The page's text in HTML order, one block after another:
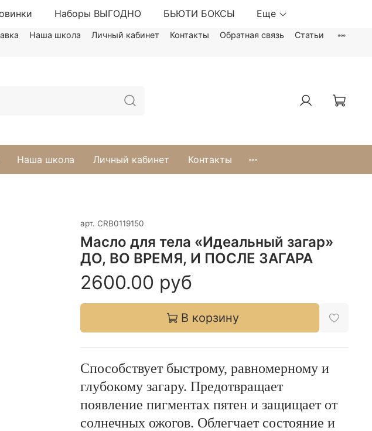
Наборы ВЫГОДНО БЬЮТИ БОКСЫ Еще
Наша школа Личный кабинет Контакты Обратная связь Статьи
Наша школа Личный кабинет Контакты
арт. CRB0119150
Масло для тела «Идеальный загар»
ДО, ВО ВРЕМЯ, И ПОСЛЕ ЗАГАРА
2600.00 руб
В корзину
Способствует быстрому, равномерному и
глубокому загару. Предотвращает
появление пигментах пятен и защищает от
солнечных ожогов. Облегчает состояние и